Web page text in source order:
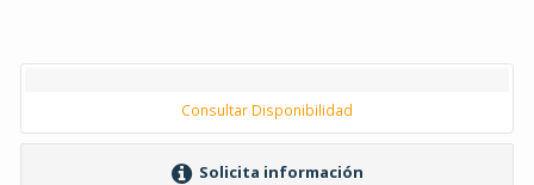
Consultar Disponibilidad
Solicita información